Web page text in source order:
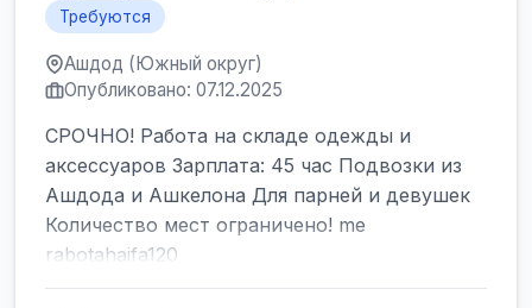
Требуются
Ашдод (Южный округ)
Опубликовано: 07.12.2025
СРОЧНО! Работа на складе одежды и
аксессуаров Зарплата: 45 час Подвозки из
Ашдода и Ашкелона Для парней и девушек
Количество мест ограничено! me
rabotahaifa120